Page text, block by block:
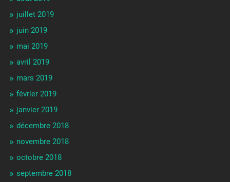
juillet 2019
juin 2019
mai 2019
avril 2019
mars 2019
février 2019
janvier 2019
décembre 2018
novembre 2018
octobre 2018
septembre 2018